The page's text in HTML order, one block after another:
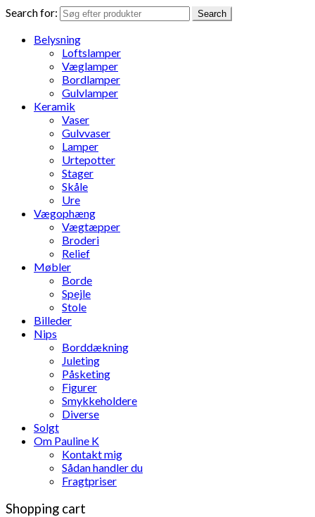
Search for: Search
Belysning
Loftslamper
Væglamper
Bordlamper
Gulvlamper
Keramik
Vaser
Gulvvaser
Lamper
Urtepotter
Stager
Skåle
Ure
Vægophæng
Vægtæpper
Broderi
Relief
Møbler
Borde
Spejle
Stole
Billeder
Nips
Borddækning
Juleting
Påsketing
Figurer
Smykkeholdere
Diverse
Solgt
Om Pauline K
Kontakt mig
Sådan handler du
Fragtpriser
Shopping cart